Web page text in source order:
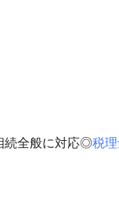
続全般に対応◎税